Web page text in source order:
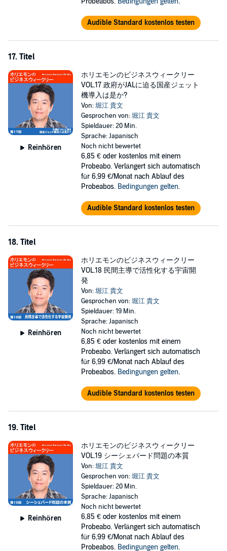
Audible Standard kostenlos testen
17. Titel
Reinhören
ホリエモンのビジネスウィークリー
VOL.17 政府がJALに迫る国産ジェット
機導入は是か?
Von:堀江 貴文
Gesprochen von:堀江 貴文
Spieldauer: 20 Min.
Sprache: Japanisch
Noch nicht bewertet
6,85 € oder kostenlos mit einem
Probeabo. Verlängert sich automatisch
für 6,99 €/Monat nach Ablauf des
Probeabos. Bedingungen gelten.
Audible Standard kostenlos testen
18. Titel
Reinhören
ホリエモンのビジネスウィークリー
VOL.18 民間主導で活性化する宇宙開
発
Von:堀江 貴文
Gesprochen von:堀江 貴文
Spieldauer: 19 Min.
Sprache: Japanisch
Noch nicht bewertet
6,85 € oder kostenlos mit einem
Probeabo. Verlängert sich automatisch
für 6,99 €/Monat nach Ablauf des
Probeabos. Bedingungen gelten.
Audible Standard kostenlos testen
19. Titel
Reinhören
ホリエモンのビジネスウィークリー
VOL.19 シーシェパード問題の本質
Von:堀江 貴文
Gesprochen von:堀江 貴文
Spieldauer: 20 Min.
Sprache: Japanisch
Noch nicht bewertet
6,85 € oder kostenlos mit einem
Probeabo. Verlängert sich automatisch
für 6,99 €/Monat nach Ablauf des
Probeabos. Bedingungen gelten.